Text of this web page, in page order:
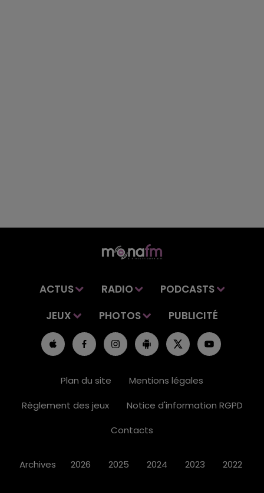
ACTUS RADIO
PODCASTS
JEUX
PHOTOS PUBLICITÉ
Plan du site
Mentions légales
Règlement des jeux
Notice d'information RGPD
Contacts
Archives 2026 2025 2024 2023 2022